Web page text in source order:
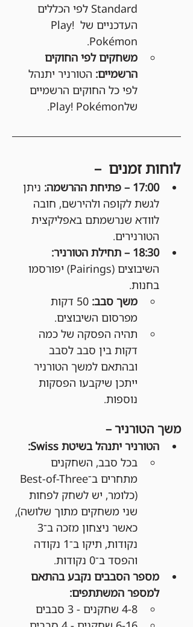
Standard לפי הכללים
העדכניים של Play!
Pokémon.
משחקים לפי החוקים
הרשמיים: הטורניר יתנהל
לפי כל החוקים הרשמיים
שלPlay! Pokémon.
לוחות זמנים  –
17:00 – פתיחת ההרשמה:
ניתן
לגשת לקופה ולהירשם, חובה
לוודא שנרשמתם באפליקצית
הטורנירים.
18:30 – תחילת הטורניר:
השיבוצים (Pairings) יפורסמו
בחנות.
משך סבב:
50 דקות
מפרסום השיבוצים.
תהיה הפסקה של כמה
דקות בין סבב לסבב
ובהתאם למשך הטורניר
ייתכן שיקבעו הפסקות
נוספות.
משך הטורניר –
הטורניר יתנהל בשיטת Swiss:
בכל סבב, השחקנים
(כלומר, יש לשחק לפחות
שני משחקים מתוך שלושה),
נקודות, תיקו ב־1 נקודה
והפסד ב־0 נקודות.
מספר הסבבים נקבע בהתאם
למספר המשתתפים:
4-8 שחקנים - 3 סבבים